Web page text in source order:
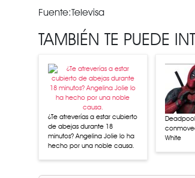
Fuente:Televisa
TAMBIÉN TE PUEDE
¿Te atreverías a estar cubierto
de abejas durante 18
minutos? Angelina Jolie lo ha
hecho por una noble causa.
White